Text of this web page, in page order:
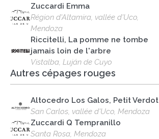
Zuccardi Emma
Région d'Altamira, vallée d'Uco,
Mendoza
Riccitelli, La pomme ne tombe
jamais loin de l'arbre
Vistalba, Luján de Cuyo
Autres cépages rouges
Altocedro Los Galos, Petit Verdot
San Carlos, vallée d'Uco, Mendoza
Zuccardi Q Tempranillo
Santa Rosa, Mendoza